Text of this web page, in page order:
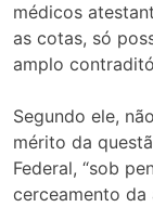
médicos
as cotas, só
amplo
Segundo ele,
mérito da
Federal, “sob
cerceamento da